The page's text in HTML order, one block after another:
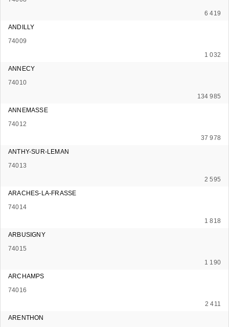
6 419
ANDILLY
74009
1 032
ANNECY
74010
134 985
ANNEMASSE
74012
37 978
ANTHY-SUR-LEMAN
74013
2 595
ARACHES-LA-FRASSE
74014
1 818
ARBUSIGNY
74015
1 190
ARCHAMPS
74016
2 411
ARENTHON